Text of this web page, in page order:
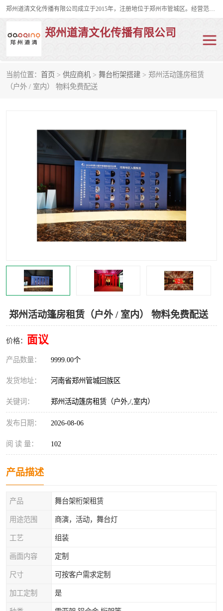
郑州道清文化传播有限公司成立于2015年，注册地位于郑州市管城区。经营范围包括会议及展览服务、庆典礼仪策划、企业形象策划、企业管理咨询、计算机图文设计、制作等。主要产品服务有：舞台桁架搭建，背景板搭建，灯光音响，雷亚舞台搭建、龙门架搭建、会议桌椅租赁、灯光音响租赁、空飘出租、气柱拱门租赁、喷绘写真制作、kt板制作。
郑州道清文化传播有限公司
当前位置： 首页 > 供应商机 > 舞台桁架搭建 > 郑州活动篷房租赁
（户外 / 室内） 物料免费配送
郑州活动篷房租赁（户外 / 室内） 物料免费配送
价格： 面议
产品数量： 9999.00个
发货地址： 河南省郑州管城回族区
关键词： 郑州活动篷房租赁（户外,/,室内）
发布日期： 2026-08-06
阅 读 量： 102
产品描述
产品 舞台架桁架租赁
用途范围 商演，活动，舞台灯
工艺 组装
画面内容 定制
尺寸 可按客户需求定制
加工定制 是
舞台桁架搭建
kt板制作 场地布置
背景板搭建 雷亚舞台搭建
龙门架搭建 会议桌椅租赁
灯光音响租赁 空飘出租